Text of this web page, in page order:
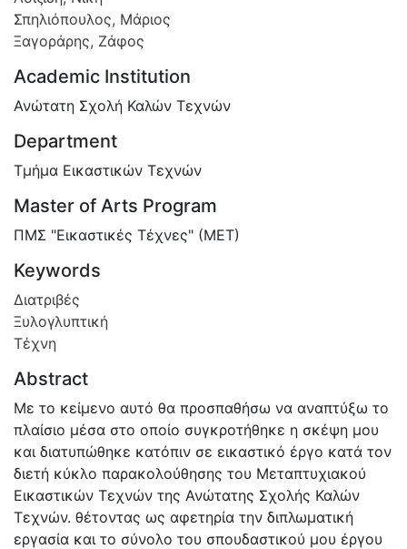
Σπηλιόπουλος, Μάριος
Ξαγοράρης, Ζάφος
Academic Institution
Ανώτατη Σχολή Καλών Τεχνών
Department
Τμήμα Εικαστικών Τεχνών
Master of Arts Program
ΠΜΣ "Εικαστικές Τέχνες" (ΜΕΤ)
Keywords
Διατριβές
Ξυλογλυπτική
Τέχνη
Abstract
Με το κείμενο αυτό θα προσπαθήσω να αναπτύξω το
πλαίσιο μέσα στο οποίο συγκροτήθηκε η σκέψη μου
και διατυπώθηκε κατόπιν σε εικαστικό έργο κατά τον
διετή κύκλο παρακολούθησης του Μεταπτυχιακού
Εικαστικών Τεχνών της Ανώτατης Σχολής Καλών
Τεχνών. θέτοντας ως αφετηρία την διπλωματική
εργασία και το σύνολο του σπουδαστικού μου έργου